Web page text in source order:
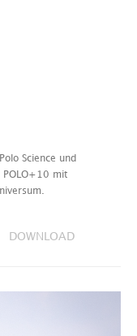
Science und
POLO+10 mit
DOWNLOAD